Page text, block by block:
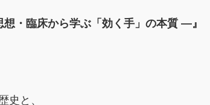
・臨床から学ぶ「効く手」の本質 ―』
史と、